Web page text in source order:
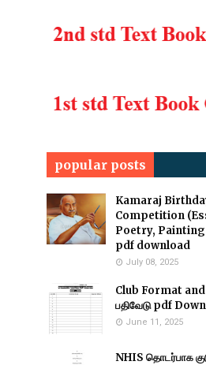
popular posts
Kamaraj
Competition
Poetry, Painting
pdf download
July 08, 2025
Club Format
பதிவேடு pdf
June 11, 2025
NHIS தொடர்பாக